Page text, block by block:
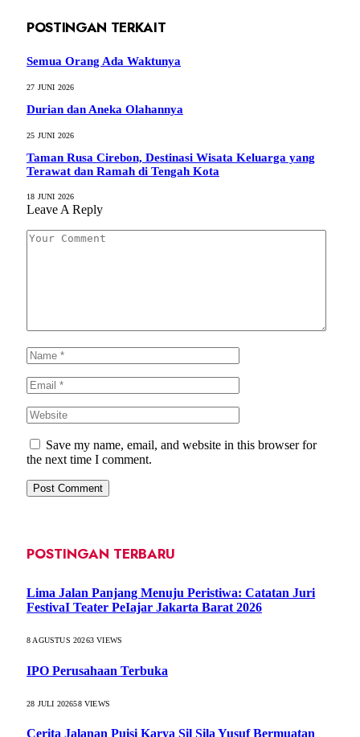
POSTINGAN TERKAIT
Semua Orang Ada Waktunya
27 JUNI 2026
Durian dan Aneka Olahannya
25 JUNI 2026
Taman Rusa Cirebon, Destinasi Wisata Keluarga yang
Terawat dan Ramah di Tengah Kota
18 JUNI 2026
Leave A Reply
Save my name, email, and website in this browser for
the next time I comment.
POSTINGAN TERBARU
Lima Jalan Panjang Menuju Peristiwa: Catatan Juri
FestivaI Teater PeIajar Jakarta Barat 2026
8 AGUSTUS 20263VIEWS
IPO Perusahaan Terbuka
28 JULI 202658VIEWS
Cerita Jalanan Puisi Karya Sil Sila Yusuf Bermuatan